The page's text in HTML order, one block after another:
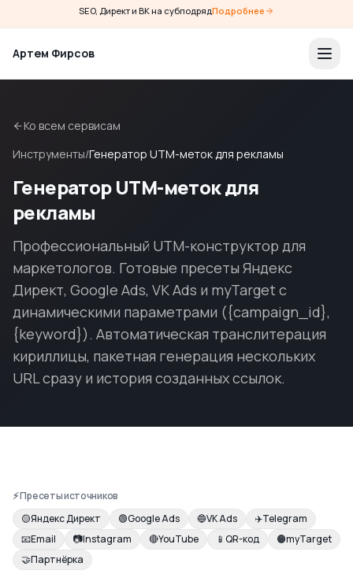
SEO, Директ и ВК на субподрядПодробнее
Артем Фирсов
Ко всем сервисам
Инструменты/Генератор UTM-меток для рекламы
Генератор UTM-меток для
рекламы
Профессиональный UTM-конструктор для
маркетологов. Готовые пресеты Яндекс
Директ, Google Ads, VK Ads и myTarget с
динамическими параметрами ({campaign_id},
{keyword}). Автоматическая транслитерация
кириллицы, пакетная генерация нескольких
URL сразу и история созданных ссылок.
⚡ Пресеты источников
🟡Яндекс Директ 🟢Google Ads 🔵VK Ads ✈️Telegram
📧Email 📷Instagram 🔴YouTube 📱 QR-код 🟠myTarget
🤝Партнёрка